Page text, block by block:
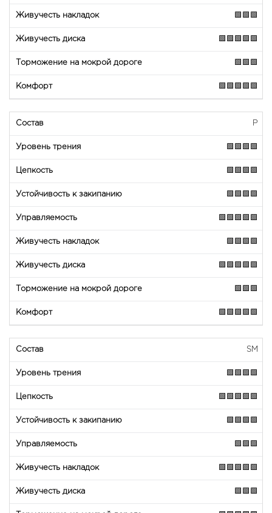
🟩🟩🟩
🟩🟩🟩🟩🟩
🟩🟩🟩
🟩🟩🟩🟩🟩
P
🟩🟩🟩🟩
🟩🟩🟩🟩
🟩🟩🟩🟩
🟩🟩🟩🟩🟩
🟩🟩🟩🟩
🟩🟩🟩🟩🟩
🟩🟩🟩
🟩🟩🟩🟩🟩
SM
🟩🟩🟩🟩
🟩🟩🟩🟩🟩
🟩🟩🟩🟩
🟩🟩🟩
🟩🟩🟩🟩🟩
🟩🟩🟩